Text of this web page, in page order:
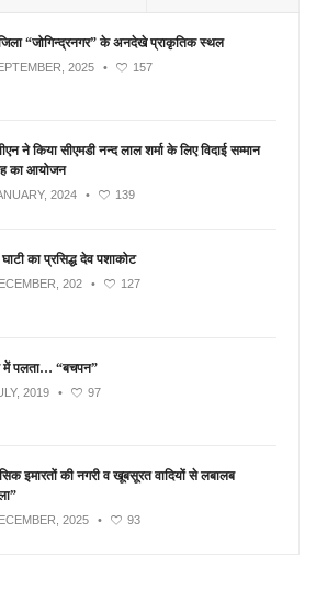
“जोगिन्द्रनगर” के अनदेखे प्राकृतिक स्थल
2025 • 157
ने किया सीएमडी नन्‍द लाल शर्मा के लिए विदाई सम्मान
का आयोजन
2024 • 139
घाटी का प्रसिद्ध देव पशाकोट
202 • 127
में पलता… “बचपन”
2019 • 97
इमारतों की नगरी व खूबसूरत वादियों से लबालब
2025 • 93